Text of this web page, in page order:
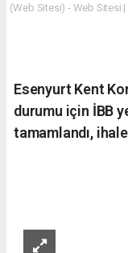
(Web Sitesi) - Web Sitesi |
Esenyurt Kent
durumu için İBB
tamamlandı,